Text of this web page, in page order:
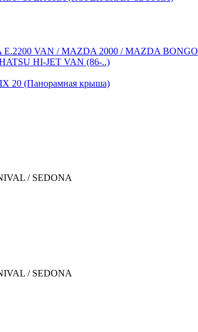
VAN / MAZDA 2000 / MAZDA BONGO
HI-JET VAN (86-..)
20 (Панорамная крыша)
/ SEDONA
/ SEDONA